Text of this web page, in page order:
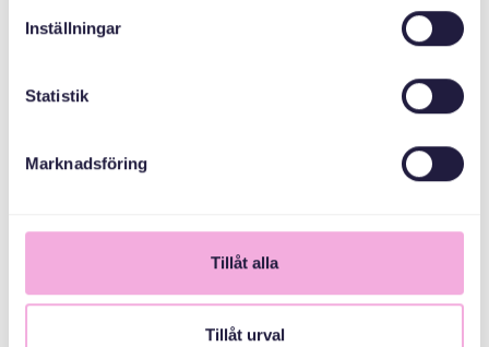
Inställningar
Statistik
Marknadsföring
Tillåt alla
Tillåt urval